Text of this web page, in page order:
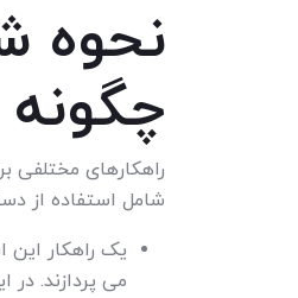
نحوه
راهکارهای مختلفی
شامل استفاده از
یک راهکار این
می پردازند.